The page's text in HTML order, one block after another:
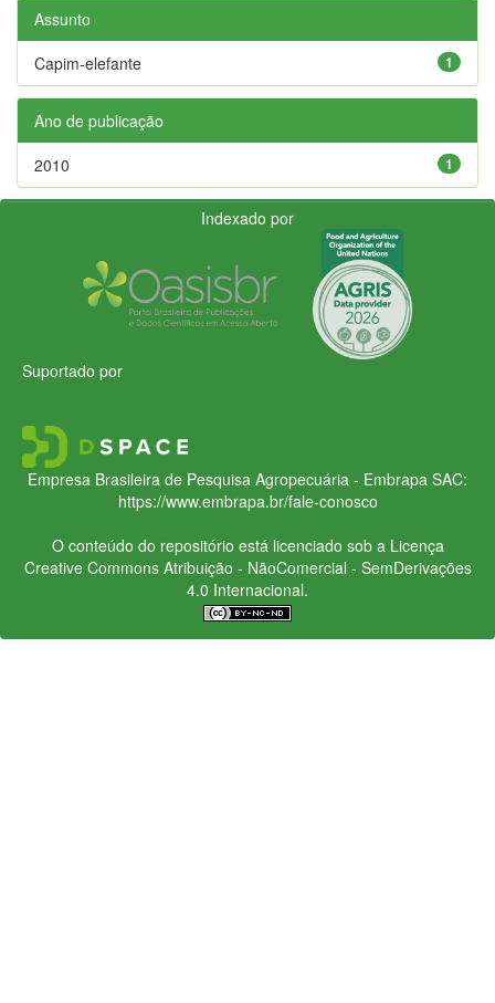
Assunto
1
Capim-elefante
Ano de publicação
1
2010
Indexado por
Suportado por
Empresa Brasileira de Pesquisa Agropecuária - Embrapa SAC:
https://www.embrapa.br/fale-conosco
O conteúdo do repositório está licenciado sob a Licença
Creative CommonsAtribuição - NãoComercial - SemDerivações
4.0 Internacional.